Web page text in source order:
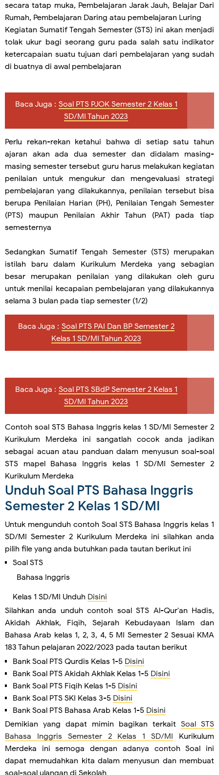
secara tatap muka, Pembelajaran Jarak Jauh, Belajar Dari
Rumah, Pembelajaran Daring atau pembelajaran Luring
Kegiatan Sumatif Tengah Semester (STS) ini akan menjadi
tolak ukur bagi seorang guru pada salah satu indikator
ketercapaian suatu tujuan dari pembelajaran yang sudah
di buatnya di awal pembelajaran
Baca Juga : Soal PTS PJOK Semester 2 Kelas 1
SD/MI Tahun 2023
Perlu rekan-rekan ketahui bahwa di setiap satu tahun
ajaran akan ada dua semester dan didalam masing-
masing semester tersebut guru harus melakukan kegiatan
penilaian untuk mengukur dan mengevaluasi strategi
pembelajaran yang dilakukannya, penilaian tersebut bisa
berupa Penilaian Harian (PH), Penilaian Tengah Semester
(PTS) maupun Penilaian Akhir Tahun (PAT) pada tiap
semesternya
Sedangkan Sumatif Tengah Semester (STS) merupakan
istilah baru dalam Kurikulum Merdeka yang sebagian
besar merupakan penilaian yang dilakukan oleh guru
untuk menilai kecapaian pembelajaran yang dilakukannya
selama 3 bulan pada tiap semester (1/2)
Baca Juga : Soal PTS PAI Dan BP Semester 2
Kelas 1 SD/MI Tahun 2023
Baca Juga : Soal PTS SBdP Semester 2 Kelas 1
SD/MI Tahun 2023
Contoh soal STS Bahasa Inggris kelas 1 SD/MI Semester 2
Kurikulum Merdeka ini sangatlah cocok anda jadikan
sebagai acuan atau panduan dalam menyusun soal-soal
STS mapel Bahasa Inggris kelas 1 SD/MI Semester 2
Kurikulum Merdeka
Unduh Soal PTS Bahasa Inggris
Semester 2 Kelas 1 SD/MI
Untuk mengunduh contoh Soal STS Bahasa Inggris kelas 1
SD/MI Semester 2 Kurikulum Merdeka ini silahkan anda
pilih file yang anda butuhkan pada tautan berikut ini
Soal STS
Bahasa Inggris
Kelas 1 SD/MI Unduh Disini
Silahkan anda unduh contoh soal STS Al-Qur'an Hadis,
Akidah Akhlak, Fiqih, Sejarah Kebudayaan Islam dan
Bahasa Arab kelas 1, 2, 3, 4, 5 MI Semester 2 Sesuai KMA
183 Tahun pelajaran 2022/2023 pada tautan berikut
Bank Soal PTS Qurdis Kelas 1-5 Disini
Bank Soal PTS Akidah Akhlak Kelas 1-5 Disini
Bank Soal PTS Fiqih Kelas 1-5 Disini
Bank Soal PTS SKI Kelas 3-5 Disini
Bank Soal PTS Bahasa Arab Kelas 1-5 Disini
Demikian yang dapat mimin bagikan terkait Soal STS
Bahasa Inggris Semester 2 Kelas 1 SD/MI Kurikulum
Merdeka ini semoga dengan adanya contoh Soal ini
dapat memudahkan kita dalam menyusun dan membuat
soal-soal ulangan di Sekolah